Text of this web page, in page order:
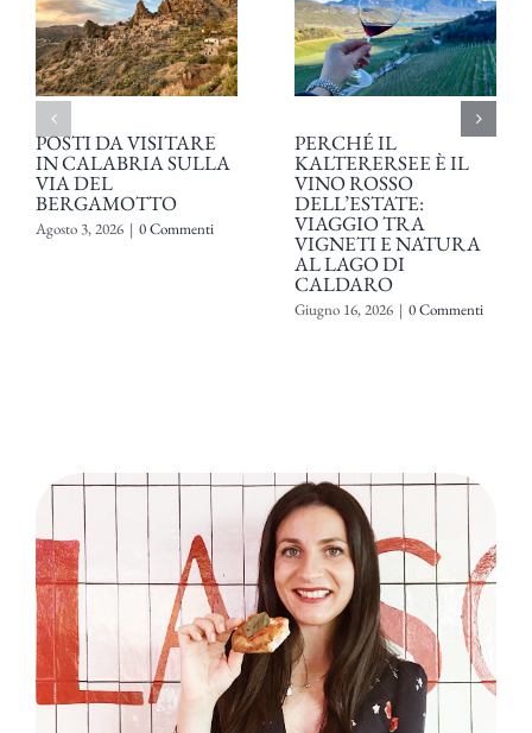
POSTI DA VISITARE
IN CALABRIA SULLA
VIA DEL
BERGAMOTTO
Agosto 3, 2026 | 0 Commenti
PERCHÉ IL
KALTERERSEE È IL
VINO ROSSO
DELL’ESTATE:
VIAGGIO TRA
VIGNETI E NATURA
AL LAGO DI
CALDARO
Giugno 16, 2026 | 0 Commenti